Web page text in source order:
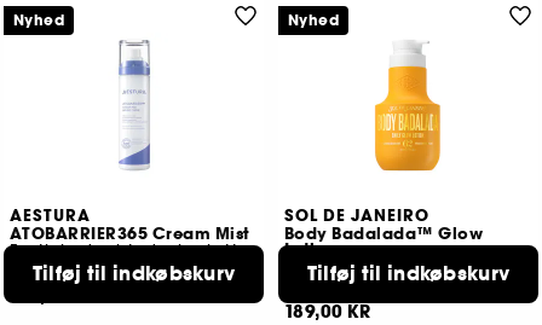
AESTURA
ATOBARRIER365 Cream Mist
Fugtighedsmist, der beskytter hudbarrieren
443
169,00 KR
Tilføj til indkøbskurv
Nyhed
SOL DE JANEIRO
Body Badalada™ Glow
Lotion
189,00 KR
Tilføj til indkøbskurv
Nyhed